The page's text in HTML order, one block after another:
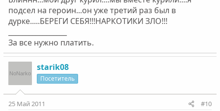
подсел на героин...он уже третий раз был в
дурке.....БЕРЕГИ СЕБЯ!!!НАРКОТИКИ ЗЛО!!!
За все нужно платить.
starik08
Посетитель
25 Май 2011 #10